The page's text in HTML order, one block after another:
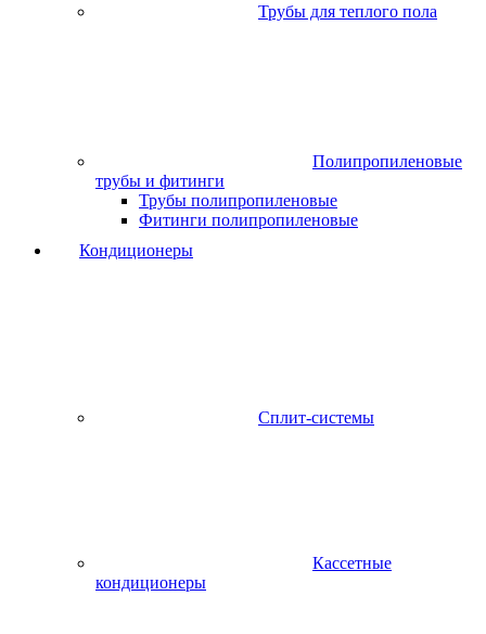
Трубы для теплого пола
Полипропиленовые
трубы и фитинги
Трубы полипропиленовые
Фитинги полипропиленовые
Кондиционеры
Сплит-системы
Кассетные
кондиционеры